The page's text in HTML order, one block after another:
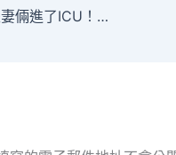
一盤“秋葵”下肚，夫妻倆進了ICU！這臺包養網些“毒菜”別誤食